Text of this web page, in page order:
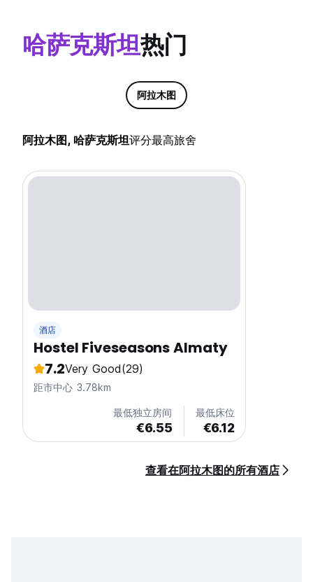
哈萨克斯坦热门
阿拉木图
阿拉木图, 哈萨克斯坦评分最高旅舍
酒店
Hostel Fiveseasons Almaty
7.2Very Good(29)
距市中心 3.78km
最低独立房间
€6.55
最低床位
€6.12
查看在阿拉木图的所有酒店